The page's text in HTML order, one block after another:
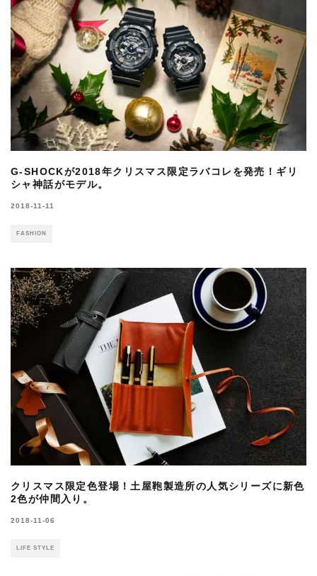
G-SHOCKが2018年クリスマス限定ラバコレを発売！ギリ
シャ神話がモデル。
2018-11-11
FASHION
クリスマス限定色登場！土屋鞄製造所の人気シリーズに新色
2色が仲間入り。
2018-11-06
LIFE STYLE